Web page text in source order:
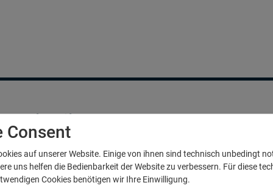
bestehende Kälteversorgungsanlage für die große
Consent
auf unserer Website. Einige von ihnen sind technisch unbedingt
uns helfen die Bedienbarkeit der Website zu verbessern. Für diese
Cookies benötigen wir Ihre Einwilligung.